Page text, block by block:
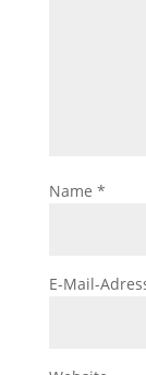
Name *
E-Mail-